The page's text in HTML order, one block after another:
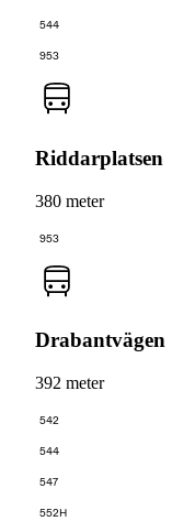
544
953
Riddarplatsen
380 meter
953
Drabantvägen
392 meter
542
544
547
552H